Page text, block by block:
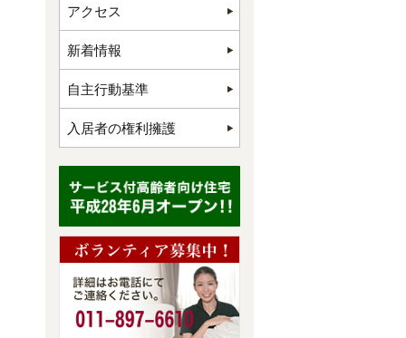
アクセス
新着情報
自主行動基準
入居者の権利擁護